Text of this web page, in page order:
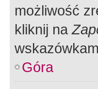
możliwość
kliknij na
Góra